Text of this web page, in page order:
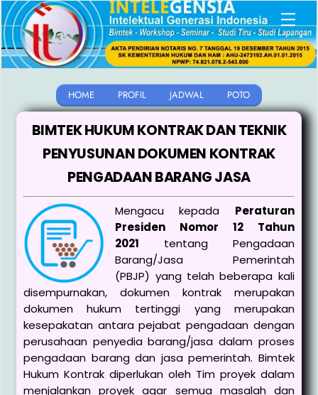
Skip
to
content
HOME PROFIL JADWAL POTO
BIMTEK HUKUM KONTRAK DAN TEKNIK
PENYUSUNAN DOKUMEN KONTRAK
PENGADAAN BARANG JASA
Mengacu kepada Peraturan
Presiden Nomor 12 Tahun
2021 tentang Pengadaan
Barang/Jasa Pemerintah
(PBJP) yang telah beberapa kali
disempurnakan, dokumen kontrak merupakan
dokumen hukum tertinggi yang merupakan
kesepakatan antara pejabat pengadaan dengan
perusahaan penyedia barang/jasa dalam proses
pengadaan barang dan jasa pemerintah. Bimtek
Hukum Kontrak diperlukan oleh Tim proyek dalam
menjalankan proyek agar semua masalah dan